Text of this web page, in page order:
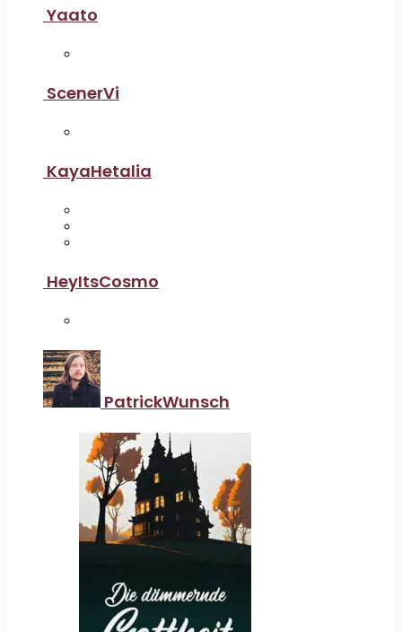
Yaato
ScenerVi
KayaHetalia
HeyItsCosmo
PatrickWunsch